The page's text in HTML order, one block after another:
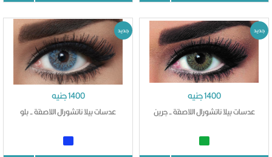
1400 جنيه
عدسات بيلا ناتشورال اللاصقة - جرين
جديد
1400 جنيه
عدسات بيلا ناتشورال اللاصقة - بلو
جديد